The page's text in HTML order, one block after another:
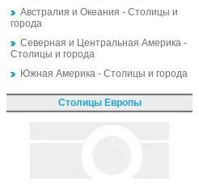
Австралия и Океания - Столицы и
города
Северная и Центральная Америка -
Столицы и города
Южная Америка - Столицы и города
Столицы Европы